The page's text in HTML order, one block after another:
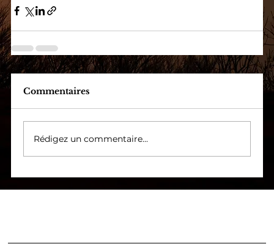
Commentaires
Rédigez un commentaire...